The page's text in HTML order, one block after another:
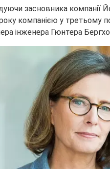
засновника компанії
компанією у третьому
інженера Гюнтера